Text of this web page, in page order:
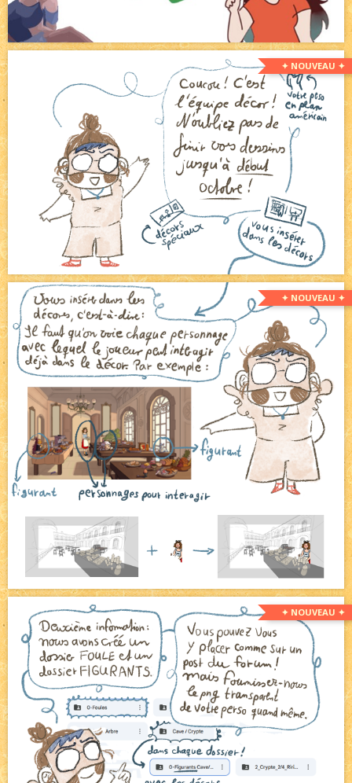
✦ NOUVEAU ✦
✦ NOUVEAU ✦
✦ NOUVEAU ✦